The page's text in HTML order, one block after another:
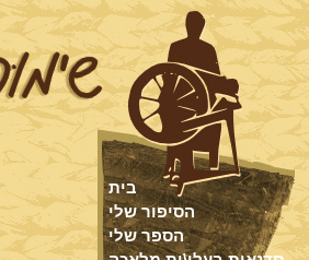
בית
הסיפור שלי
הספר שלי